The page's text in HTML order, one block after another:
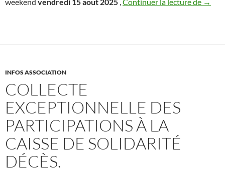
INFOS ASSOCIATION
COLLECTE
EXCEPTIONNELLE DES
PARTICIPATIONS À LA
CAISSE DE SOLIDARITÉ
DÉCÈS.